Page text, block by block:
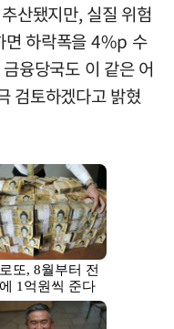
산됐지만, 실질 위험
면 하락폭을 4%p 수
융당국도 이 같은 어
검토하겠다고 밝혔